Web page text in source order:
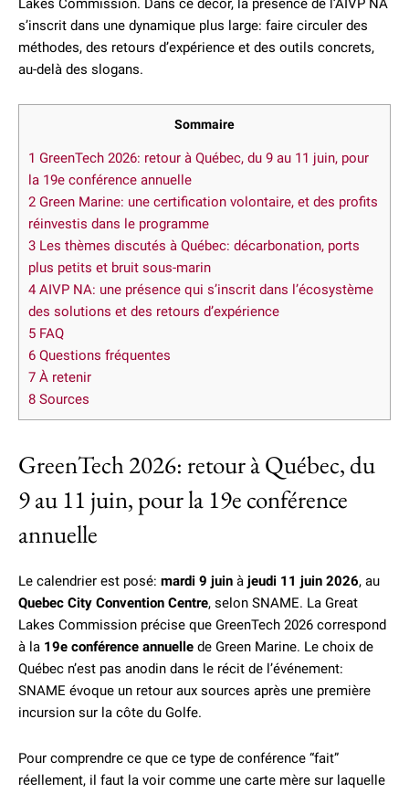
Lakes Commission. Dans ce décor, la présence de l’AIVP NA
s’inscrit dans une dynamique plus large: faire circuler des
méthodes, des retours d’expérience et des outils concrets,
au-delà des slogans.
Sommaire
1 GreenTech 2026: retour à Québec, du 9 au 11 juin, pour
la 19e conférence annuelle
2 Green Marine: une certification volontaire, et des profits
réinvestis dans le programme
3 Les thèmes discutés à Québec: décarbonation, ports
plus petits et bruit sous-marin
4 AIVP NA: une présence qui s’inscrit dans l’écosystème
des solutions et des retours d’expérience
5 FAQ
6 Questions fréquentes
7 À retenir
8 Sources
GreenTech 2026: retour à Québec, du
9 au 11 juin, pour la 19e conférence
annuelle
Le calendrier est posé: mardi 9 juin à jeudi 11 juin 2026, au
Quebec City Convention Centre, selon SNAME. La Great
Lakes Commission précise que GreenTech 2026 correspond
à la 19e conférence annuelle de Green Marine. Le choix de
Québec n’est pas anodin dans le récit de l’événement:
SNAME évoque un retour aux sources après une première
incursion sur la côte du Golfe.
Pour comprendre ce que ce type de conférence “fait”
réellement, il faut la voir comme une carte mère sur laquelle